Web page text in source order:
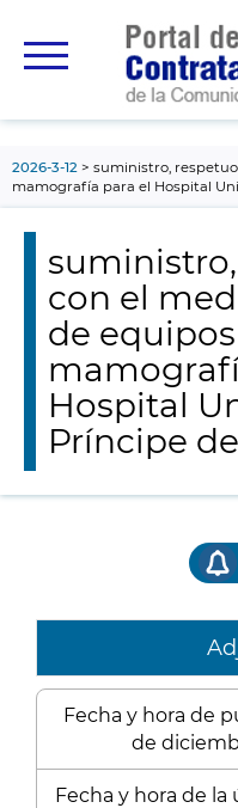
principal
2026-3-12
suministro,
mamografía para el Hospital
con el
de equipos
Hospital
Príncipe
Fecha y hora de
de
Fecha y hora de la